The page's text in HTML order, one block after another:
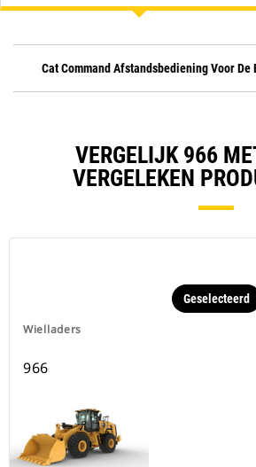
Cat Command Afstandsbediening Voor De
VERGELIJK 966
VERGELEKEN
Wielladers
Geselecteerd
966